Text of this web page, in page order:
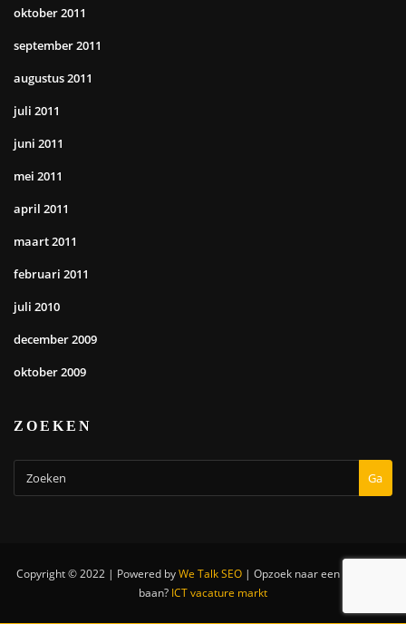
oktober 2011
september 2011
augustus 2011
juli 2011
juni 2011
mei 2011
april 2011
maart 2011
februari 2011
juli 2010
december 2009
oktober 2009
ZOEKEN
Ga
Copyright © 2022 | Powered byWe Talk SEO | Opzoek naar een nieuwe IT
baan? ICT vacature markt